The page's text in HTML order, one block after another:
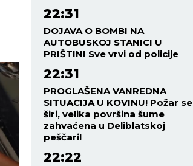
22:31
DOJAVA O BOMBI NA
AUTOBUSKOJ STANICI U
PRIŠTINI Sve vrvi od policije
22:31
PROGLAŠENA VANREDNA
SITUACIJA U KOVINU! Požar se
širi, velika površina šume
zahvaćena u Deliblatskoj
peščari!
22:22